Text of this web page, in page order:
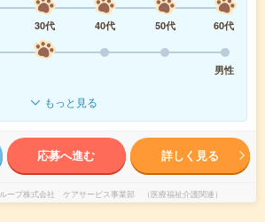
30代 40代 50代
60代
男性
もっと見る
応募へ進む 詳しく見る
ープ株式会社 ケアサービス事業部 （医療福祉介護関連）